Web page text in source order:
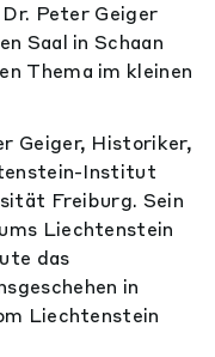
Peter Geiger
Saal in Schaan
Thema im kleinen
Geiger, Historiker,
Institut
Freiburg. Sein
Liechtenstein
das
in
Liechtenstein